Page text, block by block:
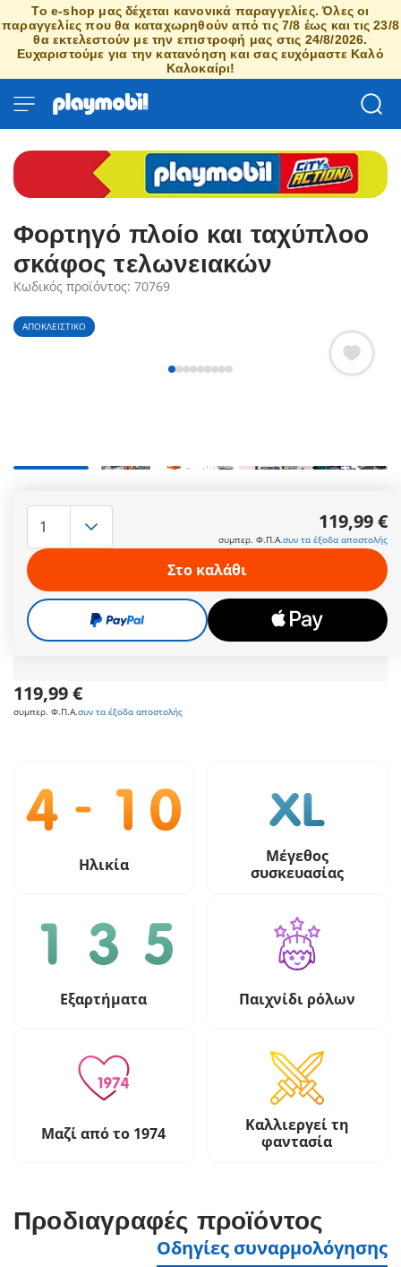
Το e-shop μας δέχεται κανονικά παραγγελίες. Όλες οι
παραγγελίες που θα καταχωρηθούν από τις 7/8 έως και τις 23/8
θα εκτελεστούν με την επιστροφή μας στις 24/8/2026.
Ευχαριστούμε για την κατανόηση και σας ευχόμαστε Καλό
Καλοκαίρι!
Φορτηγό πλοίο και ταχύπλοο
σκάφος τελωνειακών
Κωδικός προϊόντος: 70769
ΑΠΟΚΛΕΙΣΤΙΚΌ
+5
(αναβαθμίζεται με το υποβρύχιο μοτέρ) επιπλέει και διαθέτει
χώρο για να φορτωθούν επιπλέον 2 containers. Διαστάσεις
πλοίου: 50 x 19,5-20,5 (τρέιλερ μεταφοράς) x 25-33,5 (MxΠxΥ)
(ύψος γερανού χωρίς τις κεραίες). Το ταχύπλοο σκάφος των
τελωνειακών (αναβαθμίζεται με το υποβρύχιο μοτέρ)
επιπλέει, και ο εξωλέμβιος κινητήρας του μπορεί να
περιστραφεί.
Περισσότερες πληροφορίες
119,99 €
συμπερ. Φ.Π.Α.συν τα έξοδα αποστολής
119,99 €
συμπερ. Φ.Π.Α.συν τα έξοδα αποστολής
Στο καλάθι
Ηλικία
Μέγεθος
συσκευασίας
Εξαρτήματα Παιχνίδι ρόλων
Μαζί από το 1974
Καλλιεργεί τη
φαντασία
Προδιαγραφές προϊόντος
Οδηγίες συναρμολόγησης